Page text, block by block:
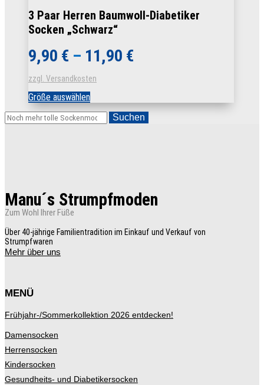
3 Paar Herren Baumwoll-Diabetiker
Socken „Schwarz“
9,90 € – 11,90 €
zzgl. Versandkosten
Größe auswählenDieses
Produkt
weist
mehrere
Produktseite
gewählt
Suchen
Manu´s Strumpfmoden
Zum Wohl Ihrer Füße
Über 40-jährige Familientradition im Einkauf und Verkauf von
Strumpfwaren
Mehr über uns
MENÜ
Frühjahr-/Sommerkollektion 2026 entdecken!
Damensocken
Herrensocken
Kindersocken
Gesundheits- und Diabetikersocken